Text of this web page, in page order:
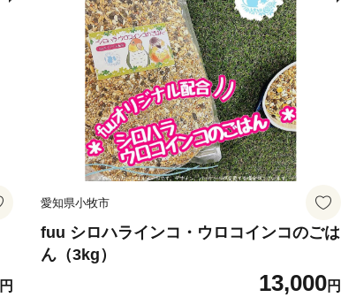
円
愛知県小牧市
fuu シロハラインコ・ウロコインコのごは
ん（3kg）
13,000円